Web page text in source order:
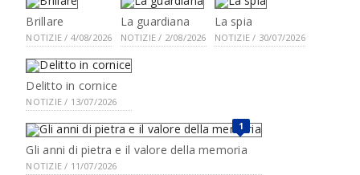
Brillare
NOTIZIE / 4/08/2026
La guardiana
NOTIZIE / 2/08/2026
La spia
NOTIZIE / 30/07/2026
Delitto in cornice
NOTIZIE / 13/07/2026
1
Gli anni di pietra e il valore della memoria
NOTIZIE / 11/07/2026